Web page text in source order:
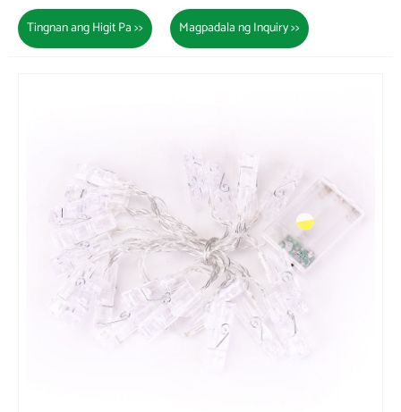
Tingnan ang Higit Pa >> Magpadala ng Inquiry >>